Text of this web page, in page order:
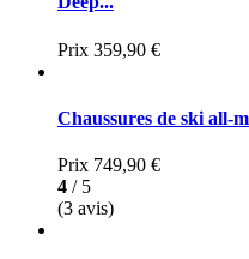
Prix 359,90 €
Chaussures de ski all-
Prix 749,90 €
4 / 5
(3 avis)